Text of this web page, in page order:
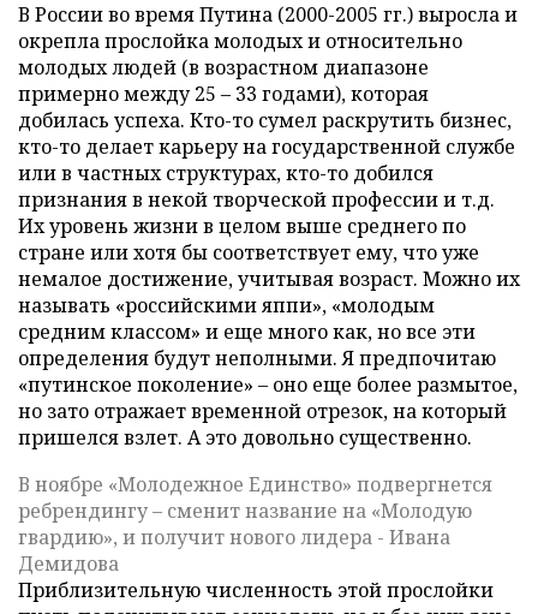
В России во время Путина (2000-2005 гг.) выросла и
окрепла прослойка молодых и относительно
молодых людей (в возрастном диапазоне
примерно между 25 – 33 годами), которая
добилась успеха. Кто-то сумел раскрутить бизнес,
кто-то делает карьеру на государственной службе
или в частных структурах, кто-то добился
признания в некой творческой профессии и т.д.
Их уровень жизни в целом выше среднего по
стране или хотя бы соответствует ему, что уже
немалое достижение, учитывая возраст. Можно их
называть «российскими яппи», «молодым
средним классом» и еще много как, но все эти
определения будут неполными. Я предпочитаю
«путинское поколение» – оно еще более размытое,
но зато отражает временной отрезок, на который
пришелся взлет. А это довольно существенно.
В ноябре «Молодежное Единство» подвергнется
ребрендингу – сменит название на «Молодую
гвардию», и получит нового лидера - Ивана
Демидова
Приблизительную численность этой прослойки